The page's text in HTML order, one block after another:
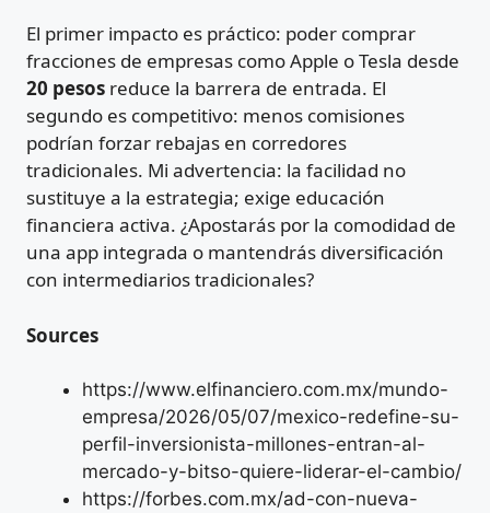
El primer impacto es práctico: poder comprar
fracciones de empresas como Apple o Tesla desde
20 pesos reduce la barrera de entrada. El
segundo es competitivo: menos comisiones
podrían forzar rebajas en corredores
tradicionales. Mi advertencia: la facilidad no
sustituye a la estrategia; exige educación
financiera activa. ¿Apostarás por la comodidad de
una app integrada o mantendrás diversificación
con intermediarios tradicionales?
Sources
https://www.elfinanciero.com.mx/mundo-
empresa/2026/05/07/mexico-redefine-su-
perfil-inversionista-millones-entran-al-
mercado-y-bitso-quiere-liderar-el-cambio/
https://forbes.com.mx/ad-con-nueva-